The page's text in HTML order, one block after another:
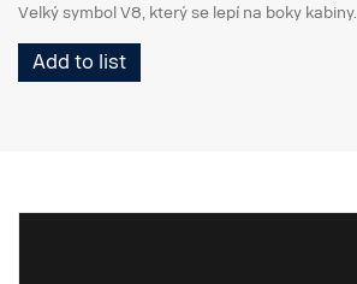
Velký symbol V8, který se lepí na boky kabiny.
Add to list